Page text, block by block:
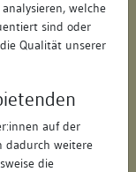
welche
sind oder
Qualität unserer
auf der
dadurch weitere
die
Platz